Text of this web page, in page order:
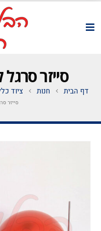
סייזר
דף הבית חנות ציוד
סייזר